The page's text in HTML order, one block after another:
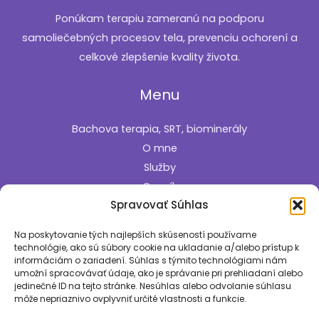
Spravovať Súhlas
Na poskytovanie tých najlepších skúseností používame
technológie, ako sú súbory cookie na ukladanie a/alebo prístup k
informáciám o zariadení. Súhlas s týmito technológiami nám
umožní spracovávať údaje, ako je správanie pri prehliadaní alebo
jedinečné ID na tejto stránke. Nesúhlas alebo odvolanie súhlasu
môže nepriaznivo ovplyvniť určité vlastnosti a funkcie.
Ponúkam terapiu zameranú na podporu
samoliečebných procesov tela, prevenciu ochorení a
celkové zlepšenie kvality života.
Menu
Bachova terapia, SRT, biominerály
O mne
Služby
Cenník
Kontakt
Informácie
Zásady používania súborov cookie
Pozrite si aj